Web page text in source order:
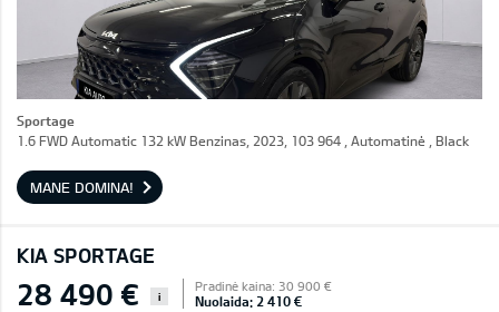
Sportage
1.6 FWD Automatic 132 kW Benzinas, 2023, 103 964 , Automatinė , Black
MANE DOMINA!
KIA SPORTAGE
28 490 € i
Pradinė kaina: 30 900 €
Nuolaida: 2 410 €